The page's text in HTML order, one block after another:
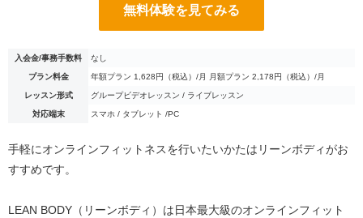
無料体験を見てみる
入会金/事務手数料 なし
プラン料金 年額プラン 1,628円（税込）/月 月額プラン 2,178円（税込）/月
レッスン形式 グループビデオレッスン / ライブレッスン
対応端末 スマホ / タブレット /PC
手軽にオンラインフィットネスを行いたいかたはリーンボディがお
すすめです。
LEAN BODY（リーンボディ）は日本最大級のオンラインフィット